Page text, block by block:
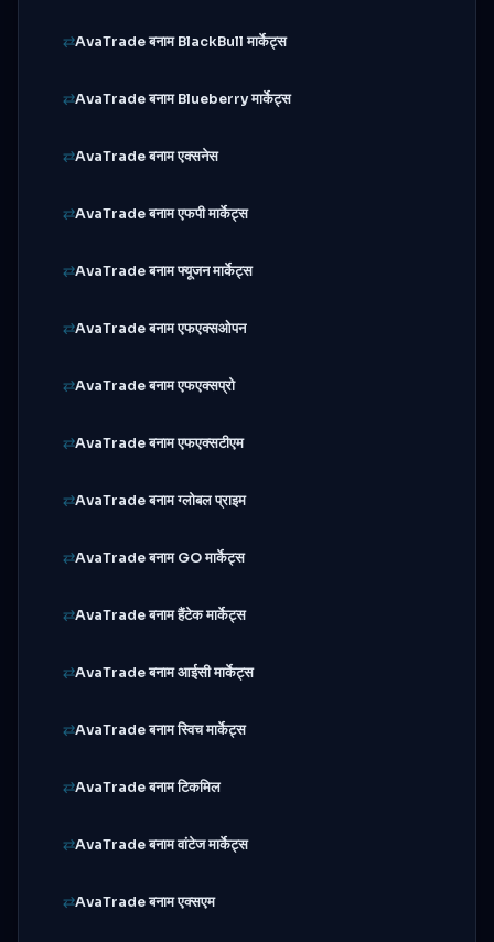
AvaTrade बनाम BlackBull मार्केट्स
AvaTrade बनाम Blueberry मार्केट्स
AvaTrade बनाम एक्सनेस
AvaTrade बनाम एफपी मार्केट्स
AvaTrade बनाम फ्यूजन मार्केट्स
AvaTrade बनाम एफएक्सओपन
AvaTrade बनाम एफएक्सप्रो
AvaTrade बनाम एफएक्सटीएम
AvaTrade बनाम ग्लोबल प्राइम
AvaTrade बनाम GO मार्केट्स
AvaTrade बनाम हैंटेक मार्केट्स
AvaTrade बनाम आईसी मार्केट्स
AvaTrade बनाम स्विच मार्केट्स
AvaTrade बनाम टिकमिल
AvaTrade बनाम वांटेज मार्केट्स
AvaTrade बनाम एक्सएम